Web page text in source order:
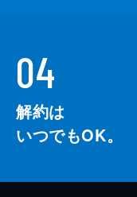
04
解約は
いつでもOK。